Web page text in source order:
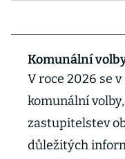
Komunální
V roce 2026 se
komunální
zastupitelstev
důležitých